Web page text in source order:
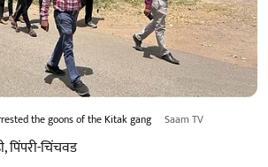
the goons of the Kitak gang Saam TV
पिंपरी-चिंचवड